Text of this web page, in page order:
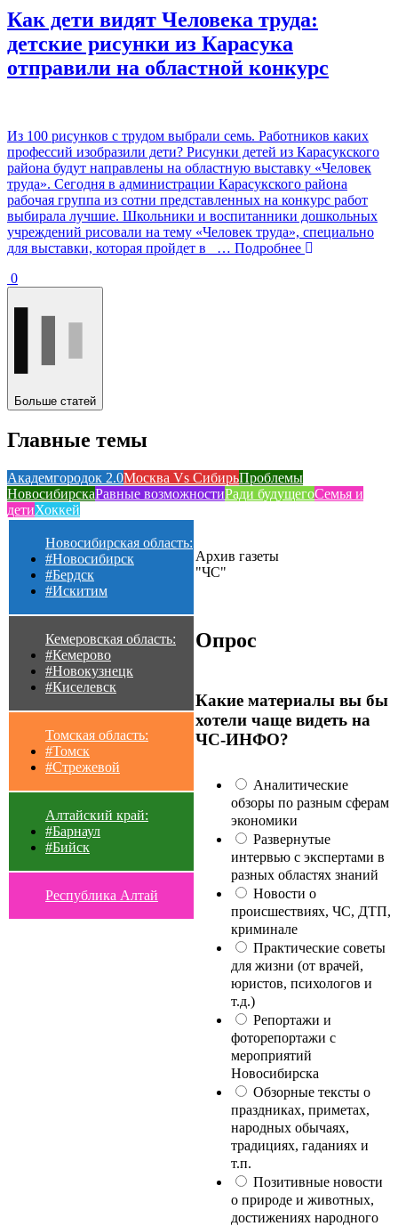
Как дети видят Человека труда:
детские рисунки из Карасука
отправили на областной конкурс
Из 100 рисунков с трудом выбрали семь. Работников каких
профессий изобразили дети? Рисунки детей из Карасукского
района будут направлены на областную выставку «Человек
труда». Сегодня в администрации Карасукского района
рабочая группа из сотни представленных на конкурс работ
выбирала лучшие. Школьники и воспитанники дошкольных
учреждений рисовали на тему «Человек труда», специально
для выставки, которая пройдет в
… Подробнее
0
Больше статей
Главные темы
Академгородок 2.0Москва Vs СибирьПроблемы
НовосибирскаРавные возможностиРади будущегоСемья и
детиХоккей
Новосибирская область:
#Новосибирск
#Бердск
#Искитим
Кемеровская область:
#Кемерово
#Новокузнецк
#Киселевск
Томская область:
#Томск
#Стрежевой
Алтайский край:
#Барнаул
#Бийск
Республика Алтай
Архив газеты
"ЧС"
Опрос
Какие материалы вы бы
хотели чаще видеть на
ЧС-ИНФО?
Аналитические
обзоры по разным сферам
экономики
Развернутые
интервью с экспертами в
разных областях знаний
Новости о
происшествиях, ЧС, ДТП,
криминале
Практические советы
для жизни (от врачей,
юристов, психологов и
т.д.)
Репортажи и
фоторепортажи с
мероприятий
Новосибирска
Обзорные тексты о
праздниках, приметах,
народных обычаях,
традициях, гаданиях и
т.п.
Позитивные новости
о природе и животных,
достижениях народного